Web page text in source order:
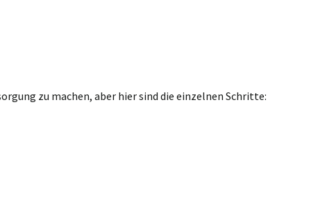
zu machen, aber hier sind die einzelnen Schritte: